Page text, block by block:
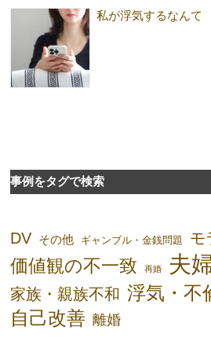
私が浮気するなんて
事例をタグで検索
DV その他 ギャンブル・金銭問題 モ
価値観の不一致 再婚 夫
家族・親族不和 浮気・不
自己改善 離婚